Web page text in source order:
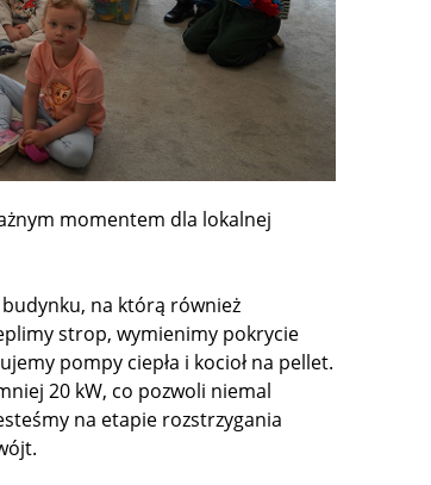
momentem dla lokalnej
na którą również
strop, wymienimy pokrycie
pompy ciepła i kocioł na pellet.
20 kW, co pozwoli niemal
na etapie rozstrzygania